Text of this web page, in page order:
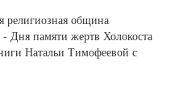
религиозная община
- Дня памяти жертв Холокоста
Натальи Тимофеевой с